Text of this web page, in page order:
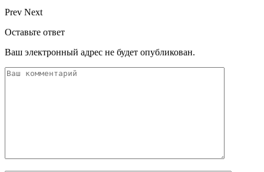
Prev Next
Оставьте ответ
Ваш электронный адрес не будет опубликован.